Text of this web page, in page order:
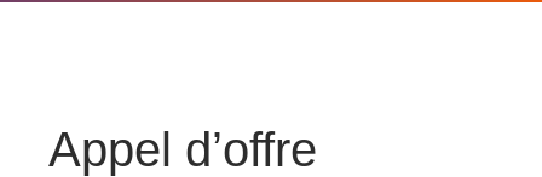
Appel d’offre